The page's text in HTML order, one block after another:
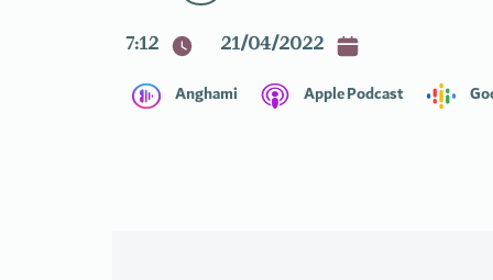
21/04/2022
7:12
Apple Podcast
Anghami